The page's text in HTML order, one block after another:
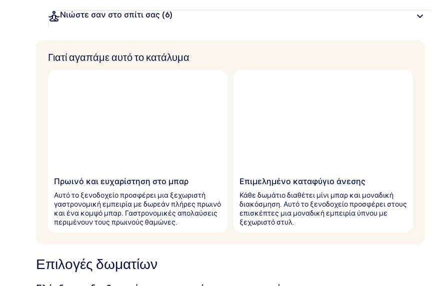
Νιώστε σαν στο σπίτι σας (6)
Γιατί αγαπάμε αυτό το κατάλυμα
Πρωινό και ευχαρίστηση στο μπαρ
Αυτό το ξενοδοχείο προσφέρει μια ξεχωριστή
γαστρονομική εμπειρία με δωρεάν πλήρες πρωινό
και ένα κομψό μπαρ. Γαστρονομικές απολαύσεις
περιμένουν τους πρωινούς θαμώνες.
Επιμελημένο καταφύγιο άνεσης
Κάθε δωμάτιο διαθέτει μίνι μπαρ και μοναδική
διακόσμηση. Αυτό το ξενοδοχείο προσφέρει στους
επισκέπτες μια μοναδική εμπειρία ύπνου με
ξεχωριστό στυλ.
Επιλογές δωματίων